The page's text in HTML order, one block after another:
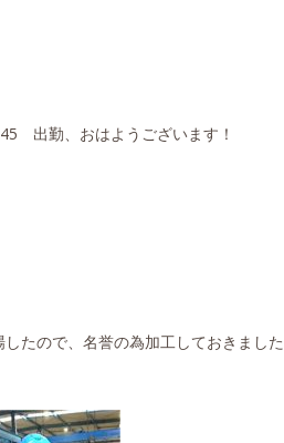
出勤、おはようございます！
たので、名誉の為加工しておきまし